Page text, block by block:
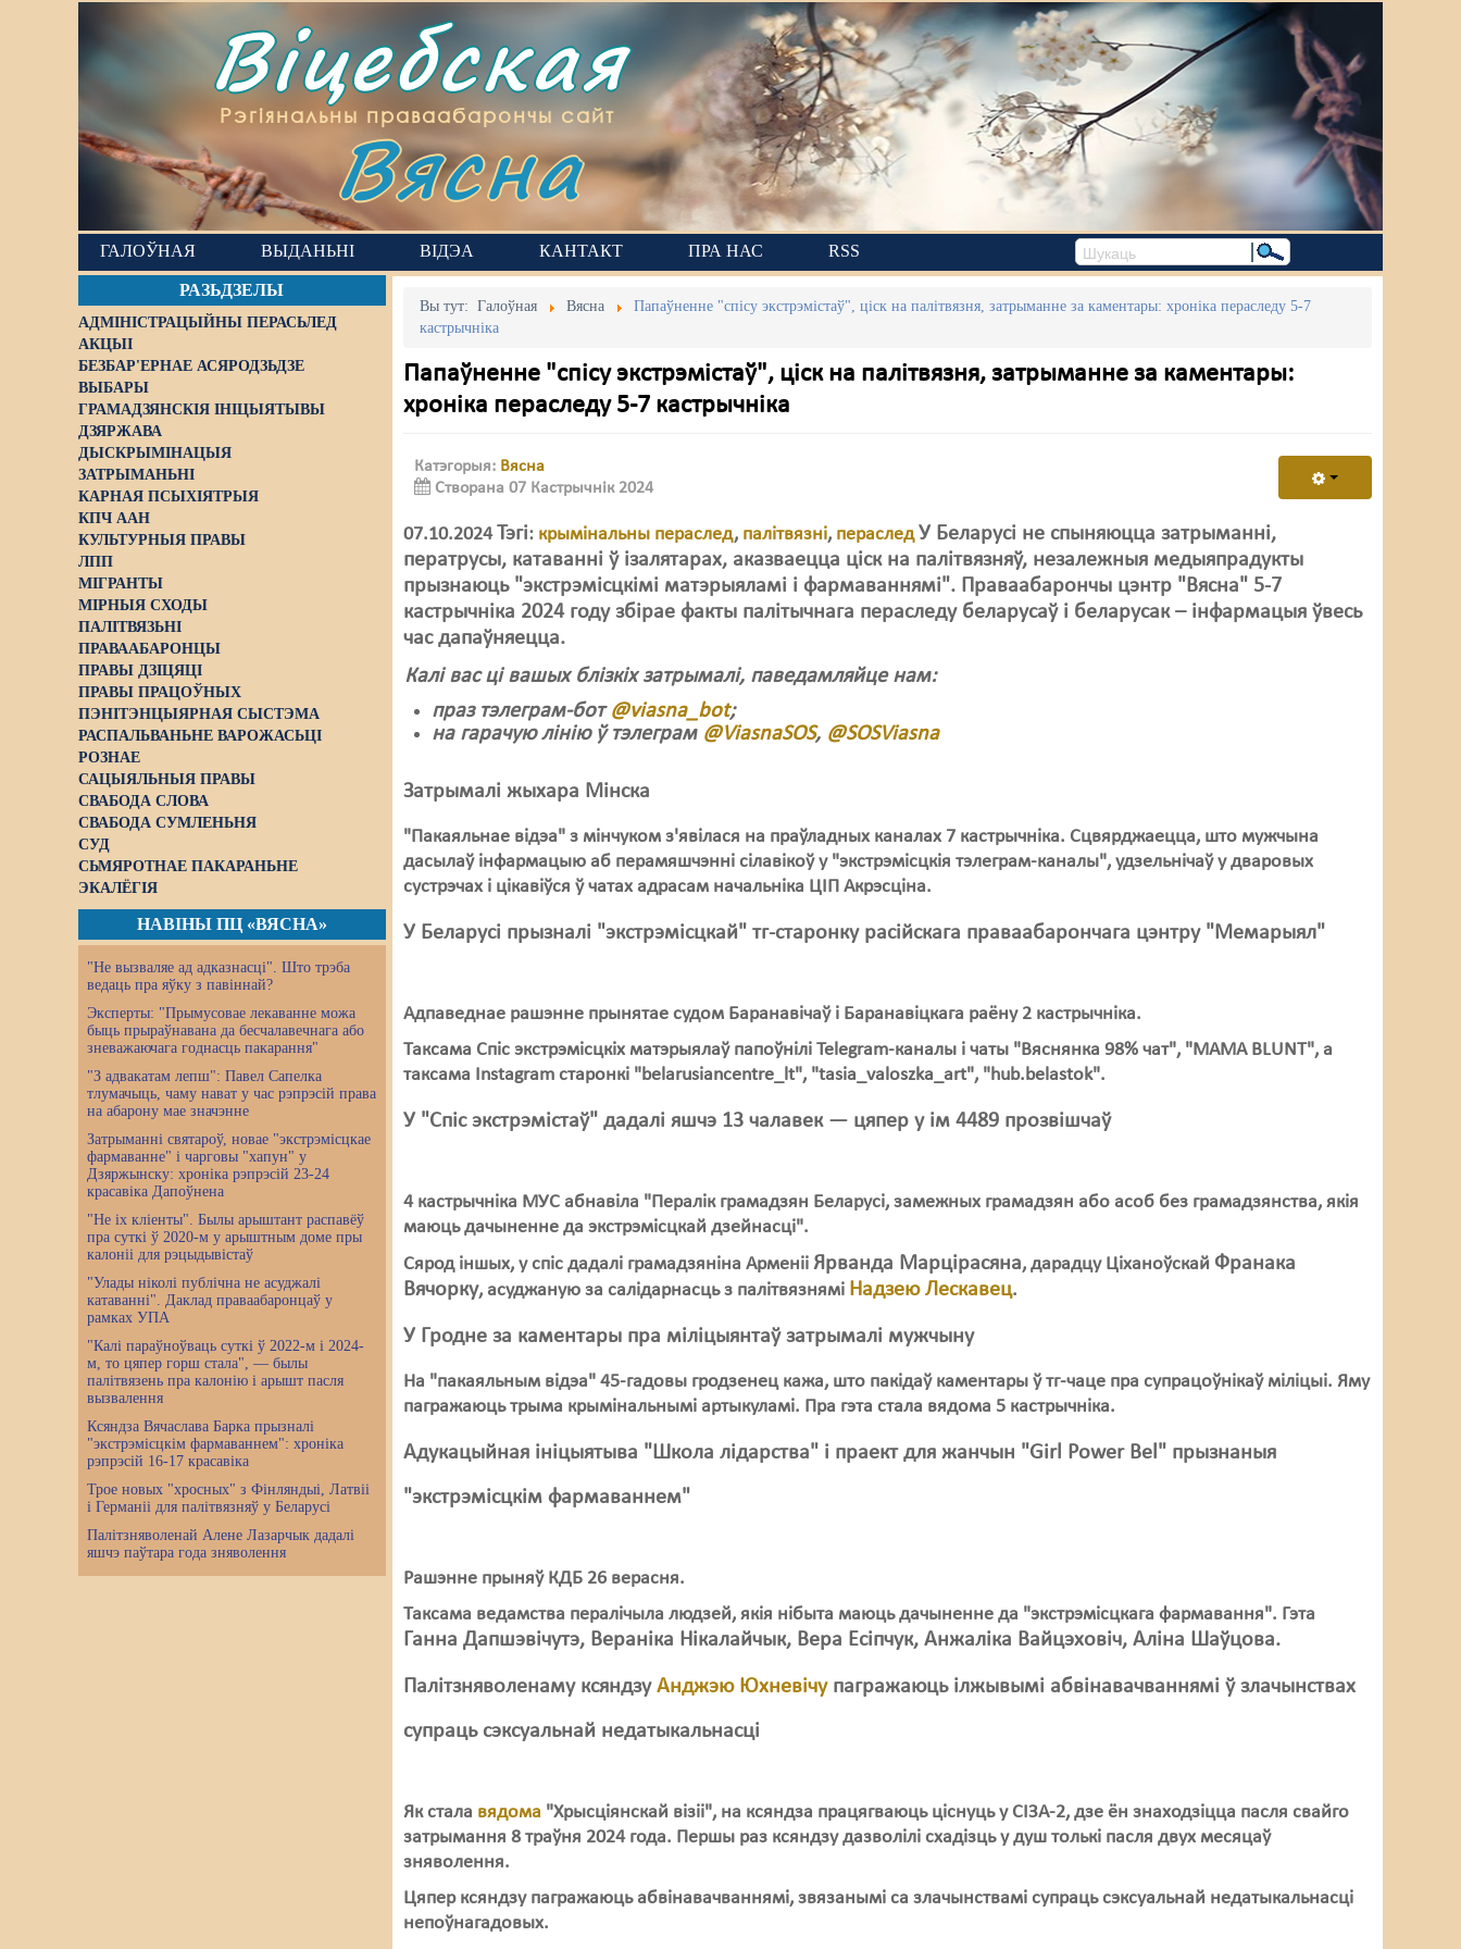
Віцебская
Рэгіянальны праваабарончы сайт
Вясна
ГАЛОЎНАЯ ВЫДАНЬНІ ВІДЭА КАНТАКТ ПРА НАС RSS
РАЗЬДЗЕЛЫ
АДМІНІСТРАЦЫЙНЫ ПЕРАСЬЛЕД
АКЦЫІ
БЕЗБАР'ЕРНАЕ АСЯРОДЗЬДЗЕ
ВЫБАРЫ
ГРАМАДЗЯНСКІЯ ІНІЦЫЯТЫВЫ
ДЗЯРЖАВА
ДЫСКРЫМІНАЦЫЯ
ЗАТРЫМАНЬНІ
КАРНАЯ ПСЫХІЯТРЫЯ
КПЧ ААН
КУЛЬТУРНЫЯ ПРАВЫ
ЛПП
МІГРАНТЫ
МІРНЫЯ СХОДЫ
ПАЛІТВЯЗЬНІ
ПРАВААБАРОНЦЫ
ПРАВЫ ДЗІЦЯЦІ
ПРАВЫ ПРАЦОЎНЫХ
ПЭНІТЭНЦЫЯРНАЯ СЫСТЭМА
РАСПАЛЬВАНЬНЕ ВАРОЖАСЬЦІ
РОЗНАЕ
САЦЫЯЛЬНЫЯ ПРАВЫ
СВАБОДА СЛОВА
СВАБОДА СУМЛЕНЬНЯ
СУД
СЬМЯРОТНАЕ ПАКАРАНЬНЕ
ЭКАЛЁГІЯ
НАВІНЫ ПЦ «ВЯСНА»
"Не вызваляе ад адказнасці". Што трэба
ведаць пра яўку з павіннай?
Эксперты: "Прымусовае лекаванне можа
быць прыраўнавана да бесчалавечнага або
зневажаючага годнасць пакарання"
"З адвакатам лепш": Павел Сапелка
тлумачыць, чаму нават у час рэпрэсій права
на абарону мае значэнне
Затрыманні святароў, новае "экстрэмісцкае
фармаванне" і чарговы "хапун" у
Дзяржынску: хроніка рэпрэсій 23-24
красавіка Дапоўнена
"Не іх кліенты". Былы арыштант распавёў
пра суткі ў 2020-м у арыштным доме пры
калоніі для рэцыдывістаў
"Улады ніколі публічна не асуджалі
катаванні". Даклад праваабаронцаў у
рамках УПА
"Калі параўноўваць суткі ў 2022-м і 2024-
м, то цяпер горш стала", — былы
палітвязень пра калонію і арышт пасля
вызвалення
Ксяндза Вячаслава Барка прызналі
"экстрэмісцкім фармаваннем": хроніка
рэпрэсій 16-17 красавіка
Трое новых "хросных" з Фінляндыі, Латвіі
і Германіі для палітвязняў у Беларусі
Палітзняволенай Алене Лазарчык дадалі
яшчэ паўтара года зняволення
Вы тут:Галоўная Вясна
Папаўненне "спісу экстрэмістаў", ціск на палітвязня, затрыманне за каментары: хроніка пераследу 5-7
кастрычніка
Папаўненне "спісу экстрэмістаў", ціск на палітвязня, затрыманне за каментары:
хроніка пераследу 5-7 кастрычніка
Катэгорыя: Вясна
Створана 07 Кастрычнік 2024
07.10.2024 Тэгі: крымінальны пераслед, палітвязні, пераслед У Беларусі не спыняюцца затрыманні,
ператрусы, катаванні ў ізалятарах, аказваецца ціск на палітвязняў, незалежныя медыяпрадукты
прызнаюць "экстрэмісцкімі матэрыяламі і фармаваннямі". Праваабарончы цэнтр "Вясна" 5-7
кастрычніка 2024 году збірае факты палітычнага пераследу беларусаў і беларусак – інфармацыя ўвесь
час дапаўняецца.
Калі вас ці вашых блізкіх затрымалі, паведамляйце нам:
праз тэлеграм-бот @viasna_bot;
на гарачую лінію ў тэлеграм @ViasnaSOS, @SOSViasnа
Затрымалі жыхара Мінска
"Пакаяльнае відэа" з мінчуком з'явілася на праўладных каналах 7 кастрычніка. Сцвярджаецца, што мужчына
дасылаў інфармацыю аб перамяшчэнні сілавікоў у "экстрэмісцкія тэлеграм-каналы", удзельнічаў у дваровых
сустрэчах і цікавіўся ў чатах адрасам начальніка ЦІП Акрэсціна.
У Беларусі прызналі "экстрэмісцкай" тг-старонку расійскага праваабарончага цэнтру "Мемарыял"
Адпаведнае рашэнне прынятае судом Баранавічаў і Баранавіцкага раёну 2 кастрычніка.
Таксама Спіс экстрэмісцкіх матэрыялаў папоўнілі Telegram-каналы і чаты "Вяснянка 98% чат", "МАМА BLUNT", а
таксама Instagram старонкі "belarusiancentre_lt", "tasia_valoszka_art", "hub.belastok".
У "Спіс экстрэмістаў" дадалі яшчэ 13 чалавек — цяпер у ім 4489 прозвішчаў
4 кастрычніка МУС абнавіла "Пералік грамадзян Беларусі, замежных грамадзян або асоб без грамадзянства, якія
маюць дачыненне да экстрэмісцкай дзейнасці".
Сярод іншых, у спіс дадалі грамадзяніна Арменіі Ярванда Марцірасяна, дарадцу Ціханоўскай Франака
Вячорку, асуджаную за салідарнасць з палітвязнямі Надзею Лескавец.
У Гродне за каментары пра міліцыянтаў затрымалі мужчыну
На "пакаяльным відэа" 45-гадовы гродзенец кажа, што пакідаў каментары ў тг-чаце пра супрацоўнікаў міліцыі. Яму
пагражаюць трыма крымінальнымі артыкуламі. Пра гэта стала вядома 5 кастрычніка.
Адукацыйная ініцыятыва "Школа лідарства" і праект для жанчын "Girl Power Bel" прызнаныя
"экстрэмісцкім фармаваннем"
Рашэнне прыняў КДБ 26 верасня.
Таксама ведамства пералічыла людзей, якія нібыта маюць дачыненне да "экстрэмісцкага фармавання". Гэта
Ганна Дапшэвічутэ, Вераніка Нікалайчык, Вера Есіпчук, Анжаліка Вайцэховіч, Аліна Шаўцова.
Палітзняволенаму ксяндзуАнджэю Юхневічупагражаюць ілжывымі абвінавачваннямі ў злачынствах
супраць сэксуальнай недатыкальнасці
Як стала вядома "Хрысціянскай візіі", на ксяндза працягваюць ціснуць у СІЗА-2, дзе ён знаходзіцца пасля свайго
затрымання 8 траўня 2024 года. Першы раз ксяндзу дазволілі схадізць у душ толькі пасля двух месяцаў
зняволення.
Цяпер ксяндзу пагражаюць абвінавачваннямі, звязанымі са злачынствамі супраць сэксуальнай недатыкальнасці
непоўнагадовых.